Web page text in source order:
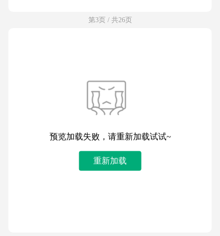
第3页 / 共26页
预览加载失败，请重新加载试试~
重新加载